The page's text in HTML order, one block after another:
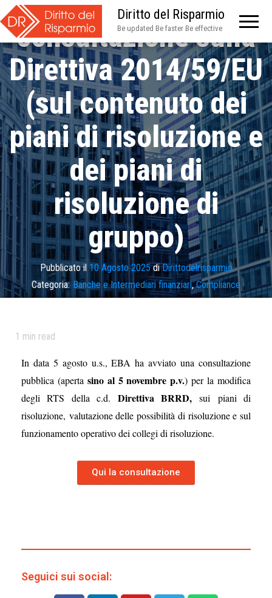
Diritto del Risparmio
Be updated Be faster Be effective
consultazione sulla
Direttiva 2014/59/EU
(sul contenuto dei
piani di risoluzione e
dei piani di
risoluzione di
gruppo)
Pubblicato il 10 Agosto 2025diDirittodelrisparmio
Categoria: Banche e Intermediari finanziari,Compliance
Tag direttiva BRRD,eba
1 min read
In data 5 agosto u.s., EBA ha avviato una consultazione
pubblica (aperta sino al 5 novembre p.v.) per la modifica
degli RTS della c.d. Direttiva BRRD,sui piani di
risoluzione, valutazione delle possibilità di risoluzione e sul
funzionamento operativo dei collegi di risoluzione.
Qui la consultazione
Seguici sui social: